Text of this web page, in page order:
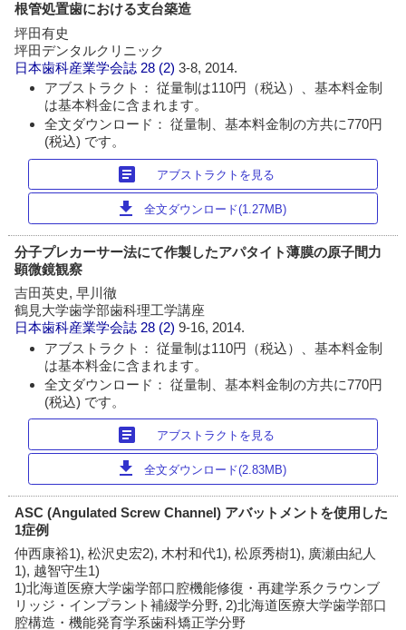
根管処置歯における支台築造
坪田有史
坪田デンタルクリニック
日本歯科産業学会誌 28 (2)3-8, 2014.
アブストラクト： 従量制は110円（税込）、基本料金制
は基本料金に含まれます。
全文ダウンロード： 従量制、基本料金制の方共に770円
(税込) です。
article アブストラクトを見る
download 全文ダウンロード(1.27MB)
分子プレカーサー法にて作製したアパタイト薄膜の原子間力
顕微鏡観察
吉田英史, 早川徹
鶴見大学歯学部歯科理工学講座
日本歯科産業学会誌 28 (2)9-16, 2014.
アブストラクト： 従量制は110円（税込）、基本料金制
は基本料金に含まれます。
全文ダウンロード： 従量制、基本料金制の方共に770円
(税込) です。
article アブストラクトを見る
download 全文ダウンロード(2.83MB)
ASC (Angulated Screw Channel) アバットメントを使用した
1症例
仲西康裕1), 松沢史宏2), 木村和代1), 松原秀樹1), 廣瀬由紀人
1), 越智守生1)
1)北海道医療大学歯学部口腔機能修復・再建学系クラウンブ
リッジ・インプラント補綴学分野, 2)北海道医療大学歯学部口
腔構造・機能発育学系歯科矯正学分野